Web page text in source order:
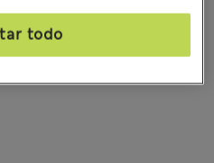
impuestos y aranceles
todo